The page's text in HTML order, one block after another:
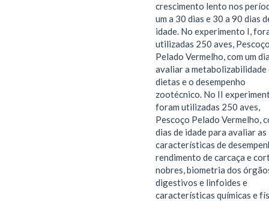
crescimento lento nos
um a 30 dias e 30 a 90 dias
idade. No experimento I,
utilizadas 250 aves,
Pelado Vermelho, com um
avaliar a metabolizabilidade
dietas e o desempenho
zootécnico. No II
foram utilizadas 250 aves,
Pescoço Pelado Vermelho,
dias de idade para avaliar as
características de
rendimento de carcaça e
nobres, biometria dos
digestivos e linfoides e
características químicas e